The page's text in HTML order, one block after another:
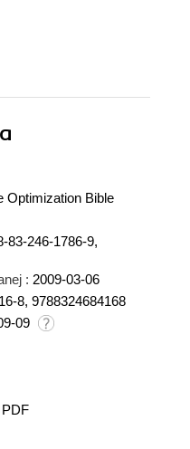
Optimization Bible
83-246-1786-9,
: 2009-03-06
8, 9788324684168
09
PDF